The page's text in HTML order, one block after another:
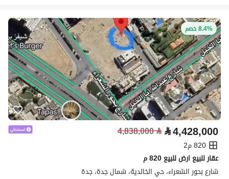
8.4% خصم
⃁4,428,000
⃁
4,838,000
820 م2
عقار للبيع ارض للبيع 820 م
شارع بحور الشعراء، حي الخالدية، شمال جدة، جدة